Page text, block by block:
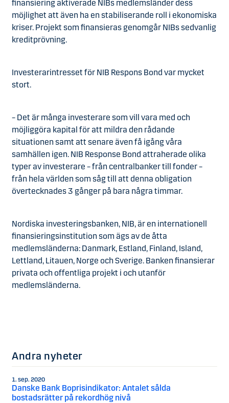
finansiering aktiverade NIBs medlemsländer dess
möjlighet att även ha en stabiliserande roll i ekonomiska
kriser. Projekt som finansieras genomgår NIBs sedvanlig
kreditprövning.
Investerarintresset för NIB Respons Bond var mycket
stort.
– Det är många investerare som vill vara med och
möjliggöra kapital för att mildra den rådande
situationen samt att senare även få igång våra
samhällen igen. NIB Response Bond attraherade olika
typer av investerare – från centralbanker till fonder –
från hela världen som såg till att denna obligation
övertecknades 3 gånger på bara några timmar.
Nordiska investeringsbanken, NIB, är en internationell
finansieringsinstitution som ägs av de åtta
medlemsländerna: Danmark, Estland, Finland, Island,
Lettland, Litauen, Norge och Sverige. Banken finansierar
privata och offentliga projekt i och utanför
medlemsländerna.
Andra nyheter
1. sep. 2020
Danske Bank Boprisindikator: Antalet sålda
bostadsrätter på rekordhög nivå